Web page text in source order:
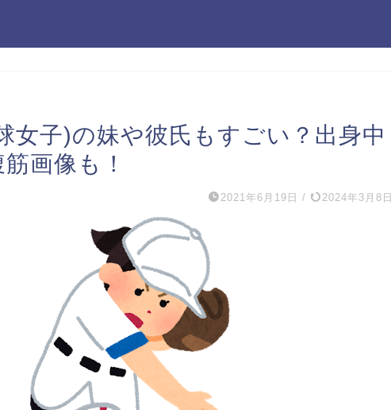
女子)の妹や彼氏もすごい？出身中
画像も！
2021年6月19日 / 2024年3月8日